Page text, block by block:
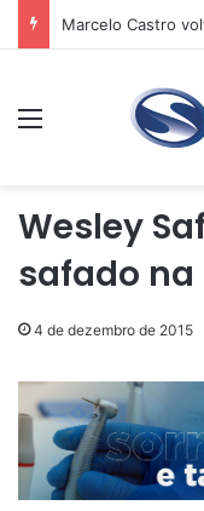
Menu
Wesley
safado
4 de dezembro de 2015